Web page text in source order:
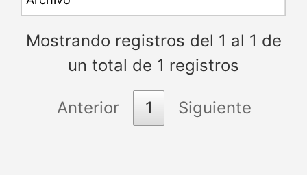
Mostrando registros del 1 al 1 de
un total de 1 registros
Anterior 1 Siguiente